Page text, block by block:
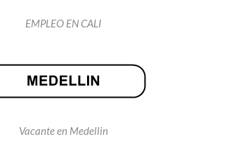
EMPLEO EN CALI
Vacante en Medellin